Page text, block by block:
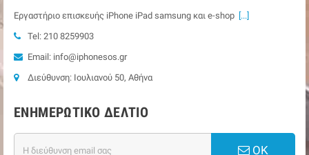
Εργαστήριο επισκευής iPhone iPad samsung και e-shop [...]
Tel: 210 8259903
Email: info@iphonesos.gr
Διεύθυνση: Ιουλιανού 50, Αθήνα
ΕΝΗΜΕΡΩΤΙΚΌ ΔΕΛΤΊΟ
ΟΚ